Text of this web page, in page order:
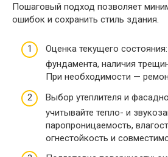
Пошаговый подход позволяет
ошибок и сохранить стиль здания.
Оценка текущего
фундамента, наличия
При необходимости —
Выбор утеплителя и
учитывайте тепло- и
паропроницаемость,
огнестойкость и